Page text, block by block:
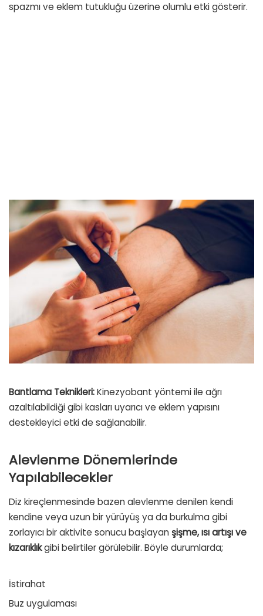
spazmı ve eklem tutukluğu üzerine olumlu etki gösterir.
Bantlama Teknikleri:Kinezyobant yöntemi ile ağrı
azaltılabildiği gibi kasları uyarıcı ve eklem yapısını
destekleyici etki de sağlanabilir.
Alevlenme Dönemlerinde
Yapılabilecekler
Diz kireçlenmesinde bazen alevlenme denilen kendi
kendine veya uzun bir yürüyüş ya da burkulma gibi
zorlayıcı bir aktivite sonucu başlayan şişme, ısı artışı ve
kızarıklıkgibi belirtiler görülebilir. Böyle durumlarda;
İstirahat
Buz uygulaması